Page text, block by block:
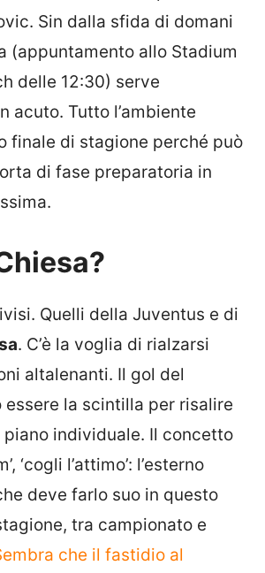
Sin dalla sfida di domani
(appuntamento allo Stadium
delle 12:30) serve
acuto. Tutto l’ambiente
finale di stagione perché può
di fase preparatoria in
Quelli della Juventus e di
. C’è la voglia di rialzarsi
altalenanti. Il gol del
essere la scintilla per risalire
piano individuale. Il concetto
‘cogli l’attimo’: l’esterno
deve farlo suo in questo
tra campionato e
che il fastidio al